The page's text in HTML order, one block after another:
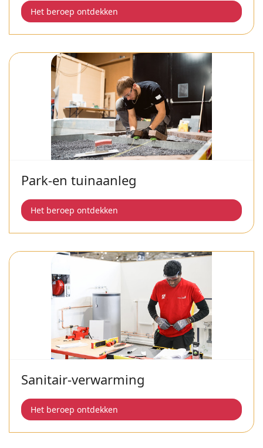
Het beroep ontdekken
Park-en tuinaanleg
Het beroep ontdekken
Sanitair-verwarming
Het beroep ontdekken